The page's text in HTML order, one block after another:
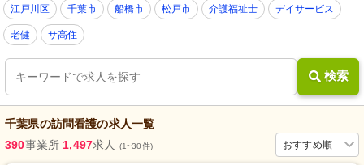
江戸川区 千葉市 船橋市 松戸市 介護福祉士 デイサービス
老健 サ高住
検索
千葉県の訪問看護の求人一覧
おすすめ順
390事業所 1,497求人 (1~30件)